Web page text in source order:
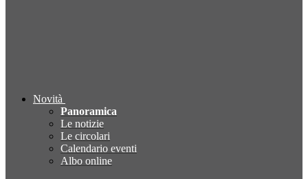
Novità
Panoramica
Le notizie
Le circolari
Calendario eventi
Albo online